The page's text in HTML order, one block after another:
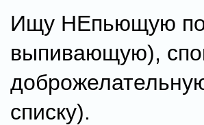
Ищу НЕпьющую
выпивающую),
списку).